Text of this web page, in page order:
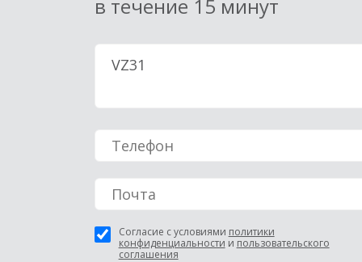
в течение 15 минут
Согласие с условиями политики
конфиденциальности и пользовательского
соглашения